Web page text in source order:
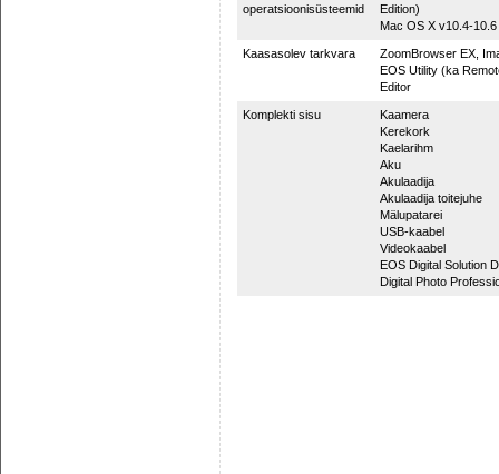
operatsioonisüsteemid
Edition)
Mac OS X v10.4-10.6
Kaasasolev tarkvara
ZoomBrowser EX,
EOS Utility (ka
Editor
Komplekti sisu
Kaamera
Kerekork
Kaelarihm
Aku
Akulaadija
Akulaadija toitejuhe
Mälupatarei
USB-kaabel
Videokaabel
EOS Digital Solution
Digital Photo